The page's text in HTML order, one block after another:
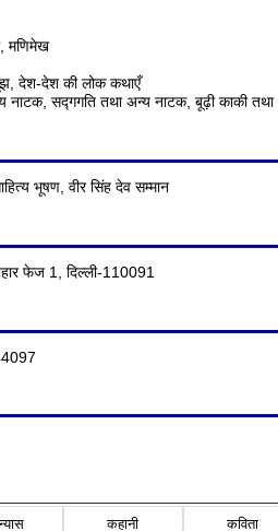
मणिमेख
देश-देश की लोक कथाएँ
नाटक, सद्गगति तथा अन्य नाटक, बूढ़ी काकी
भूषण, वीर सिंह देव सम्मान
फेज 1, दिल्ली-110091
कहानी कविता